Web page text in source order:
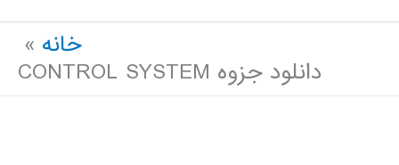
خانه
دانلود جزوه CONTROL SYSTEM